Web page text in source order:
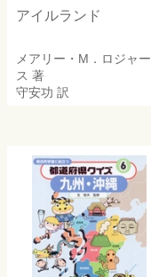
アイルランド
メアリー・M．ロジャー
ス 著
守安功 訳